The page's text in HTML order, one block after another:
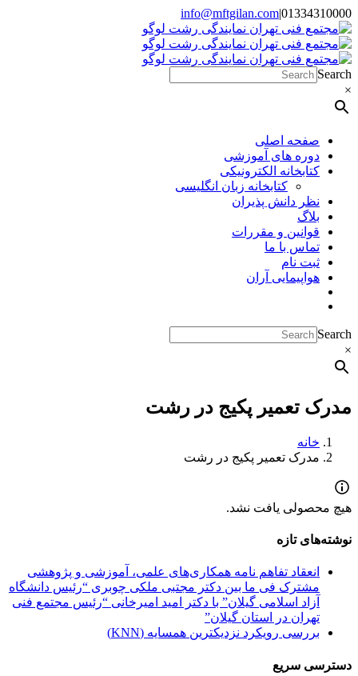
Skip
to
content
01334310000
|
info@mftgilan.com
Instagram
LinkedIn
Search
×
صفحه اصلی
دوره های آموزشی
کتابخانه الکترونیکی
کتابخانه زبان انگلیسی
نظر دانش پذیران
بلاگ
قوانین و مقررات
تماس با ما
ثبت نام
هواپیمایی آران
Search
×
مدرک تعمیر پکیج در رشت
خانه
مدرک تعمیر پکیج در رشت
هیچ محصولی یافت نشد.
نوشته‌های تازه
انعقاد تفاهم نامه همکاری‌های علمی، آموزشی و پژوهشی
مشترک فی ما بین دکتر مجتبی ملکی چوبری “رئیس دانشگاه
آزاد اسلامی گیلان” با دکتر امید امیرخانی “رئیس مجتمع فنی
تهران در استان گیلان”
بررسی رویکرد نزدیکترین همسایه (KNN)
دسترسی سریع